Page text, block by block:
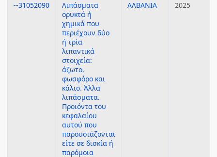
--31052090
Λιπάσματα
ορυκτά ή
χημικά που
περιέχουν δύο
ή τρία
λιπαντικά
στοιχεία:
άζωτο,
φωσφόρο και
κάλιο. Άλλα
λιπάσματα.
Προϊόντα του
κεφαλαίου
αυτού που
παρουσιάζονται
είτε σε δισκία ή
παρόμοια
ΑΛΒΑΝΙΑ 2025